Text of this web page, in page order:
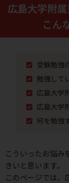
広島大学附
こん
受験勉強
勉強して
広島大学
広島大学
何を勉強
こういったお悩み
きいと思います。
このページでは、